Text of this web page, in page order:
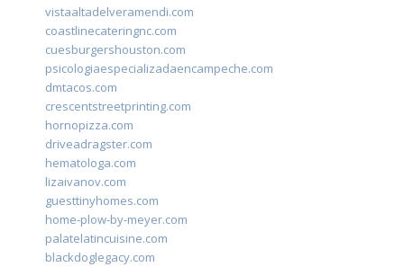
vistaaltadelveramendi.com
coastlinecateringnc.com
cuesburgershouston.com
psicologiaespecializadaencampeche.com
dmtacos.com
crescentstreetprinting.com
hornopizza.com
driveadragster.com
hematologa.com
lizaivanov.com
guesttinyhomes.com
home-plow-by-meyer.com
palatelatincuisine.com
blackdoglegacy.com